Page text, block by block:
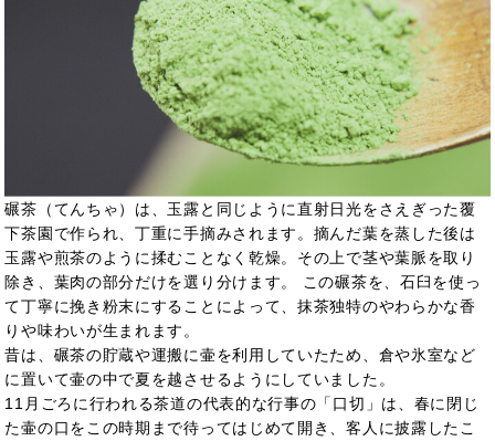
碾茶（てんちゃ）は、玉露と同じように直射日光をさえぎった覆
下茶園で作られ、丁重に手摘みされます。摘んだ葉を蒸した後は
玉露や煎茶のように揉むことなく乾燥。その上で茎や葉脈を取り
除き、葉肉の部分だけを選り分けます。 この碾茶を、石臼を使っ
て丁寧に挽き粉末にすることによって、抹茶独特のやわらかな香
りや味わいが生まれます。
昔は、碾茶の貯蔵や運搬に壷を利用していたため、倉や氷室など
に置いて壷の中で夏を越させるようにしていました。
11月ごろに行われる茶道の代表的な行事の「口切」は、春に閉じ
た壷の口をこの時期まで待ってはじめて開き、客人に披露したこ